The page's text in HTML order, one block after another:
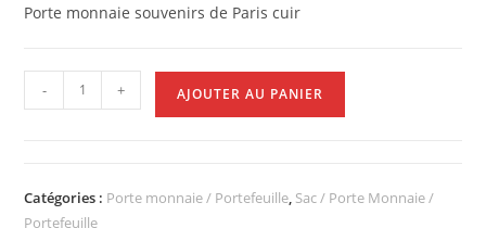
Porte monnaie souvenirs de Paris cuir
- + AJOUTER AU PANIER
Catégories : Porte monnaie / Portefeuille, Sac / Porte Monnaie /
Portefeuille